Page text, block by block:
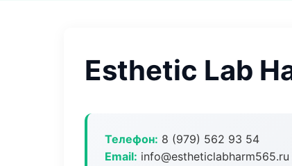
Esthetic Lab
Телефон: 8 (979) 562 93 54
Email: info@estheticlabharm565.ru